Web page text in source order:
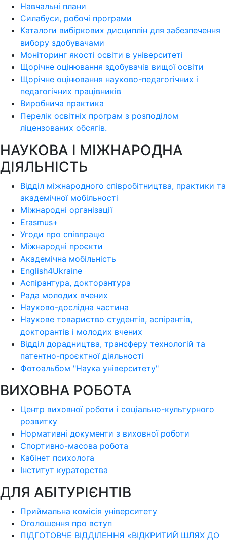
Навчальні плани
Силабуси, робочі програми
Каталоги вибіркових дисциплін для забезпечення
вибору здобувачами
Моніторинг якості освіти в університеті
Щорічне оцінювання здобувачів вищої освіти
Щорічне оцінювання науково-педагогічних і
педагогічних працівників
Виробнича практика
Перелік освітніх програм з розподілoм
ліцензoваних oбсягів.
НАУКОВА І МІЖНАРОДНА
ДІЯЛЬНІСТЬ
Відділ міжнародного співробітництва, практики та
академічної мобільності
Міжнародні організації
Erasmus+
Угоди про співпрацю
Міжнародні проєкти
Академічна мобільність
English4Ukraine
Аспірантура, докторантура
Рада молодих вчених
Науково-дослідна частина
Наукове товариство студентів, аспірантів,
докторантів і молодих вчених
Відділ дорадництва, трансферу технологій та
патентно-проєктної діяльності
Фотоальбом "Наука університету"
ВИХОВНА РОБОТА
Центр виховної роботи і соціально-культурного
розвитку
Нормативні документи з виховної роботи
Спортивно-масова робота
Кабінет психолога
Інститут кураторства
ДЛЯ АБІТУРІЄНТІВ
Приймальна комісія університету
Оголошення про вступ
ПІДГОТОВЧЕ ВІДДІЛЕННЯ «ВІДКРИТИЙ ШЛЯХ ДО